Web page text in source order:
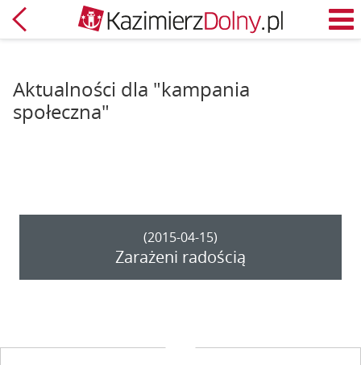
Powrót
Aktualności dla "kampania
społeczna"
(2015-04-15)
Zarażeni radością